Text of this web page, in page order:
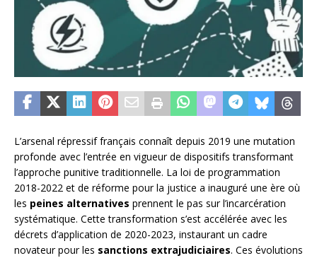
L’arsenal répressif français connaît depuis 2019 une mutation
profonde avec l’entrée en vigueur de dispositifs transformant
l’approche punitive traditionnelle. La loi de programmation
2018-2022 et de réforme pour la justice a inauguré une ère où
les peines alternatives prennent le pas sur l’incarcération
systématique. Cette transformation s’est accélérée avec les
décrets d’application de 2020-2023, instaurant un cadre
novateur pour les sanctions extrajudiciaires. Ces évolutions